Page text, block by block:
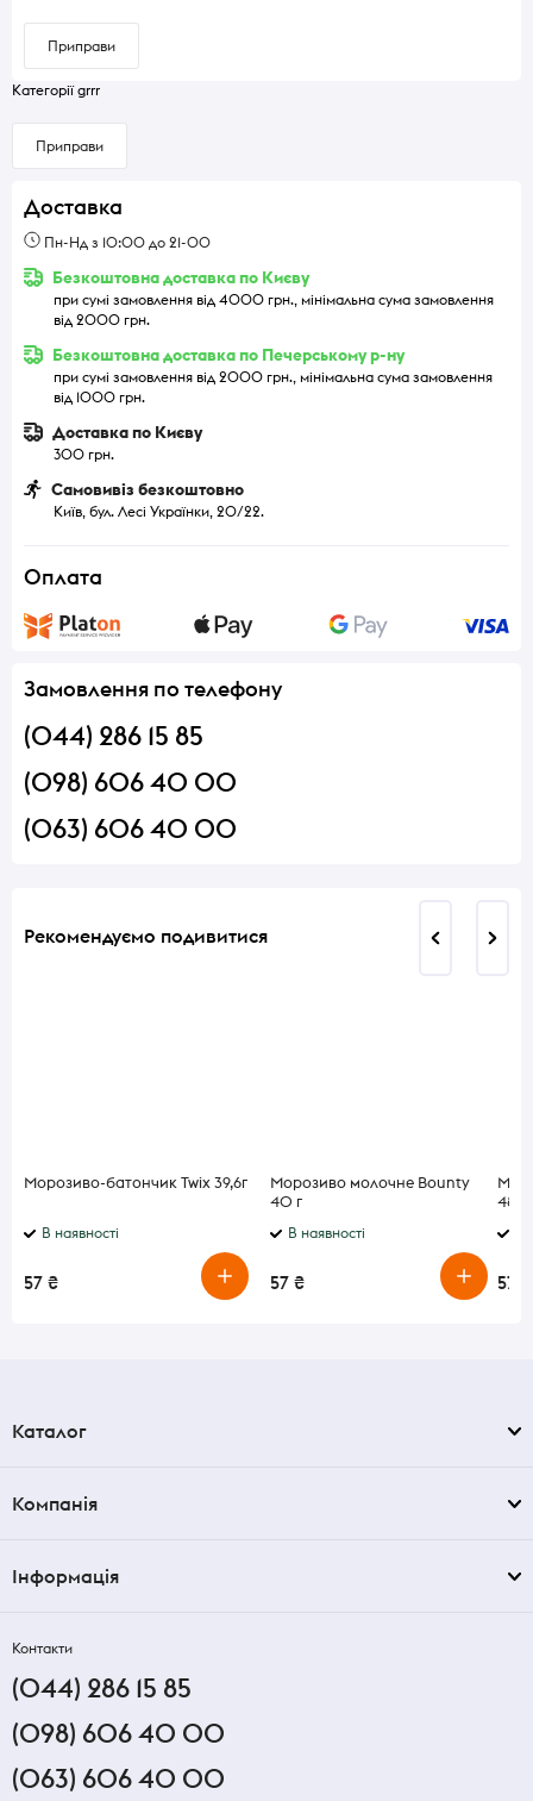
Приправи
Категорії grrr
Приправи
Доставка
Пн-Нд з 10:00 до 21-00
Безкоштовна доставка по Києву
при сумі замовлення від 4000 грн., мінімальна сума замовлення
від 2000 грн.
Безкоштовна доставка по Печерському р-ну
при сумі замовлення від 2000 грн., мінімальна сума замовлення
від 1000 грн.
Доставка по Києву
300 грн.
Самовивіз безкоштовно
Київ, бул. Лесі Українки, 20/22.
Оплата
Замовлення по телефону
(044) 286 15 85
(098) 606 40 00
(063) 606 40 00
Рекомендуємо подивитися
Морозиво-батончик Twix 39,6г
В наявності
57 ₴
Морозиво молочне Bounty
40 г
В наявності
57 ₴
48 г
57 ₴
Каталог
Компанія
Інформація
Контакти
(044) 286 15 85
(098) 606 40 00
(063) 606 40 00